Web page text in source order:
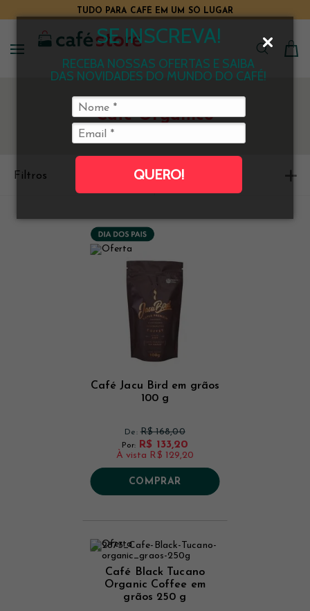
SE INSCREVA!
RECEBA NOSSAS OFERTAS E SAIBA
DAS NOVIDADES DO MUNDO DO CAFÉ!
QUERO!
TUDO PARA CAFÉ EM UM SÓ LUGAR
Café Orgânico
Filtros Ordenar
Café Jacu Bird em grãos
100 g
De: R$ 168,00
Por: R$ 133,20
À vista R$ 129,20
COMPRAR
Café Black Tucano
Organic Coffee em
grãos 250 g